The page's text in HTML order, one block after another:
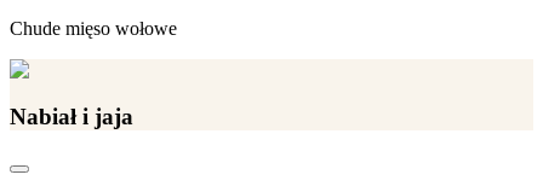
Chude mięso wołowe
Nabiał i jaja